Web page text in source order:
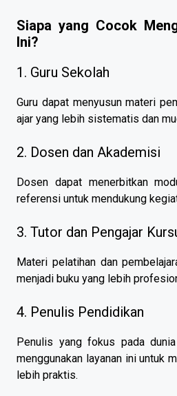
Siapa yang Cocok
Ini?
1. Guru Sekolah
Guru dapat menyusun materi
ajar yang lebih sistematis dan
2. Dosen dan Akademisi
Dosen dapat menerbitkan
referensi untuk mendukung
3. Tutor dan Pengajar
Materi pelatihan dan
menjadi buku yang lebih
4. Penulis Pendidikan
Penulis yang fokus pada
menggunakan layanan ini untuk
lebih praktis.